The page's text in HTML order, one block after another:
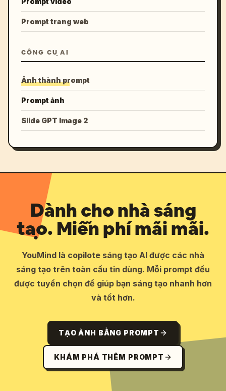
Prompt trang web
CÔNG CỤ AI
Ảnh thành prompt
Prompt ảnh
Slide GPT Image 2
Dành cho nhà sáng
tạo. Miễn phí mãi mãi.
YouMind là copilote sáng tạo AI được các nhà
sáng tạo trên toàn cầu tin dùng. Mỗi prompt đều
được tuyển chọn để giúp bạn sáng tạo nhanh hơn
và tốt hơn.
TẠO ẢNH BẰNG PROMPT
KHÁM PHÁ THÊM PROMPT